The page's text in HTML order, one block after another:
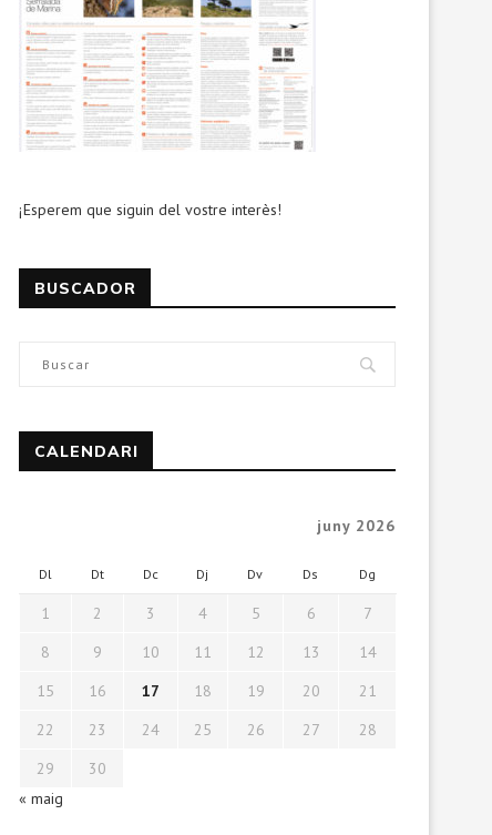
¡Esperem que siguin del vostre interès!
BUSCADOR
CALENDARI
juny 2026
Dl Dt Dc Dj Dv Ds Dg
1 2 3 4 5 6
7
8
9 10 11 12 13
14
15
16 17 18 19 20
21
22
23 24 25 26 27
28
29
30
« maig